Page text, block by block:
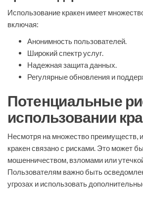
Использование кракен имеет
включая:
Анонимность пользователей.
Широкий спектр услуг.
Надежная защита данных.
Регулярные обновления и
Потенциальные
использовании
Несмотря на множество преимуществ,
кракен связано с рисками. Это может
мошенничеством, взломами или
Пользователям важно быть
угрозах и использовать